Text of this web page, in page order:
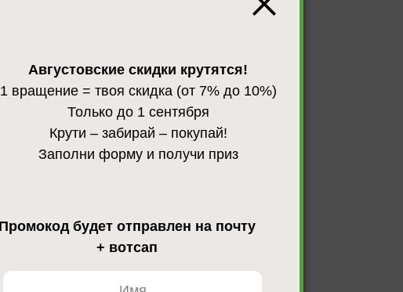
Августовские скидки крутятся!
1 вращение = твоя скидка (от 7% до 10%)
Только до 1 сентября
Крути – забирай – покупай!
Заполни форму и получи приз
Промокод будет отправлен на почту
+ вотсап